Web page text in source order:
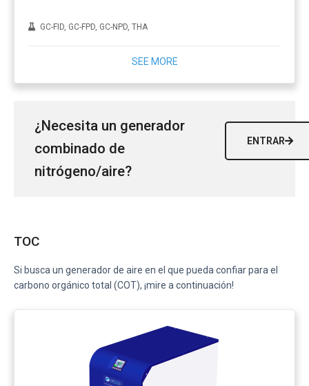
GC-FID, GC-FPD, GC-NPD, THA
SEE MORE
¿Necesita un generador
combinado de
nitrógeno/aire?
ENTRAR
TOC
Si busca un generador de aire en el que pueda confiar para el
carbono orgánico total (COT), ¡mire a continuación!